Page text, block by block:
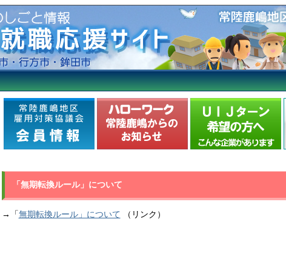
「無期転換ルール」について
→「 無期転換ルール」について （リンク）